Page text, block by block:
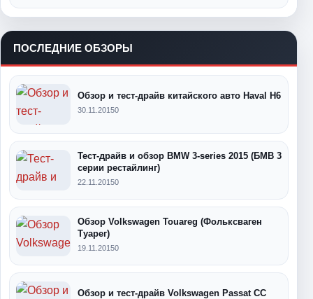
ПОСЛЕДНИЕ ОБЗОРЫ
Обзор и тест-драйв китайского авто Haval H6
30.11.20150
Тест-драйв и обзор BMW 3-series 2015 (БМВ 3
серии рестайлинг)
22.11.20150
Обзор Volkswagen Touareg (Фольксваген
Туарег)
19.11.20150
Обзор и тест-драйв Volkswagen Passat CC